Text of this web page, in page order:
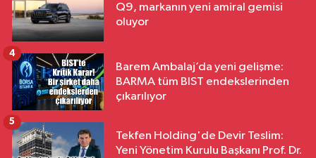
Q9, markanın yeni amiral gemisi
oluyor
Barem Ambalaj’da yeni gelişme:
BARMA tüm BIST endekslerinden
çıkarılıyor
4
Tekfen Holding'de Devir Teslim:
Yeni Yönetim Kurulu Başkanı Prof. Dr.
5